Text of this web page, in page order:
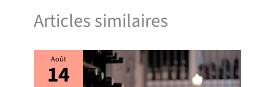
Articles similaires
Août
14